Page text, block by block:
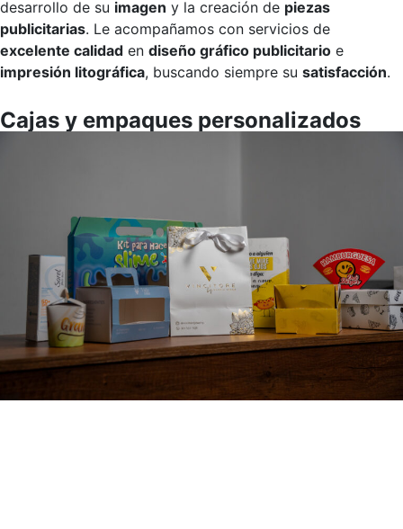
desarrollo de su imagen y la creación de piezas
publicitarias. Le acompañamos con servicios de
excelente calidad en diseño gráfico publicitario e
impresión litográfica, buscando siempre su satisfacción.
Cajas y empaques personalizados